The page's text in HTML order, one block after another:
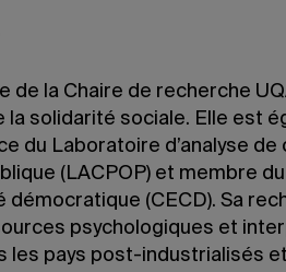
de la Chaire de recherche
la solidarité sociale. Elle est
du Laboratoire d’analyse de
(LACPOP) et membre
démocratique (CECD). Sa
psychologiques et
les pays post-industrialisés